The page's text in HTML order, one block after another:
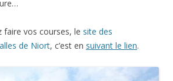
faire vos courses, le site des
de Niort, c’est en suivant le lien.